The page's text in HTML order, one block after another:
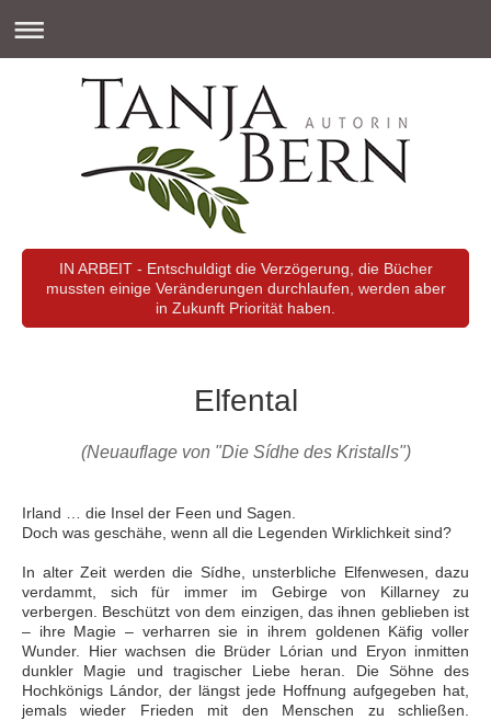
IN ARBEIT - Entschuldigt die Verzögerung, die Bücher
mussten einige Veränderungen durchlaufen, werden aber
in Zukunft Priorität haben.
Elfental
(Neuauflage von "Die Sídhe des Kristalls")
Irland … die Insel der Feen und Sagen.
Doch was geschähe, wenn all die Legenden Wirklichkeit sind?
In alter Zeit werden die Sídhe, unsterbliche Elfenwesen, dazu
verdammt, sich für immer im Gebirge von Killarney zu
verbergen. Beschützt von dem einzigen, das ihnen geblieben ist
– ihre Magie – verharren sie in ihrem goldenen Käfig voller
Wunder. Hier wachsen die Brüder Lórian und Eryon inmitten
dunkler Magie und tragischer Liebe heran. Die Söhne des
Hochkönigs Lándor, der längst jede Hoffnung aufgegeben hat,
jemals wieder Frieden mit den Menschen zu schließen.